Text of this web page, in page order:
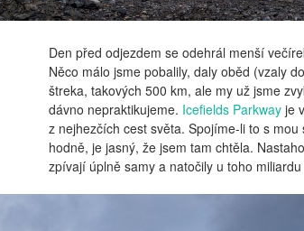
Den před odjezdem se odehrál menší
Něco málo jsme pobalily, daly oběd (vzaly
štreka, takových 500 km, ale my už jsme
dávno nepraktikujeme. Icefields Parkway je
z nejhezčích cest světa. Spojíme-li to s
hodně, je jasný, že jsem tam chtěla.
zpívají úplně samy a natočily u toho